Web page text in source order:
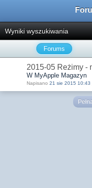
Wyniki wyszukiwania
Forums
2015-05 Reżimy -
W MyApple Magazyn
Napisano 21 sie 2015 10:43